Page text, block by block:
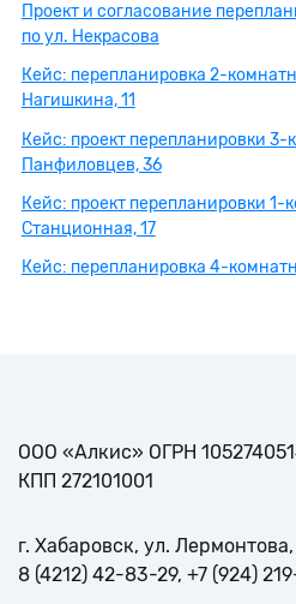
Проект и согласование
по ул. Некрасова
Кейс: перепланировка 2-
Нагишкина, 11
Кейс: проект перепланировки
Панфиловцев, 36
Кейс: проект перепланировки 1-
Станционная, 17
Кейс: перепланировка 4-
ООО «Алкис» ОГРН
КПП 272101001
г. Хабаровск, ул.
8 (4212) 42-83-29, +7 (924)